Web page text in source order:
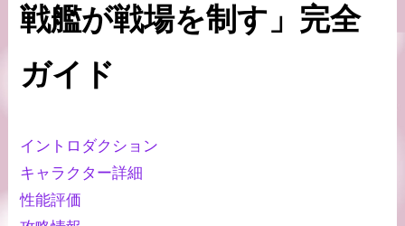
戦艦が戦場を制す」完全
ガイド
イントロダクション
キャラクター詳細
性能評価